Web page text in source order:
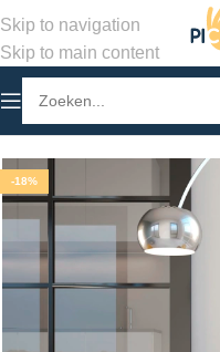
Skip to navigation
Skip to main content
Home/Winkel
-18%